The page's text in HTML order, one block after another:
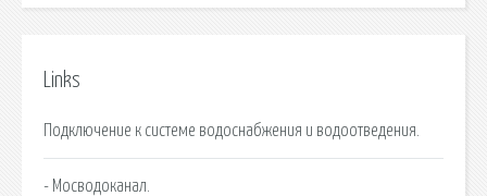
Links
Подключение к системе водоснабжения и водоотведения.
- Мосводоканал.